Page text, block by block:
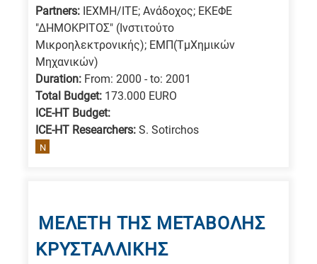
Partners: ΙΕΧΜΗ/ΙΤΕ; Ανάδοχος; ΕΚΕΦΕ
"ΔΗΜΟΚΡΙΤΟΣ" (Ινστιτούτο
Μικροηλεκτρονικής); ΕΜΠ(ΤμΧημικών
Μηχανικών)
Duration: From: 2000 - to: 2001
Total Budget: 173.000 EURO
ICE-HT Budget:
ICE-HT Researchers: S. Sotirchos
N
ΜΕΛΕΤΗ ΤΗΣ ΜΕΤΑΒΟΛΗΣ
ΚΡΥΣΤΑΛΛΙΚΗΣ